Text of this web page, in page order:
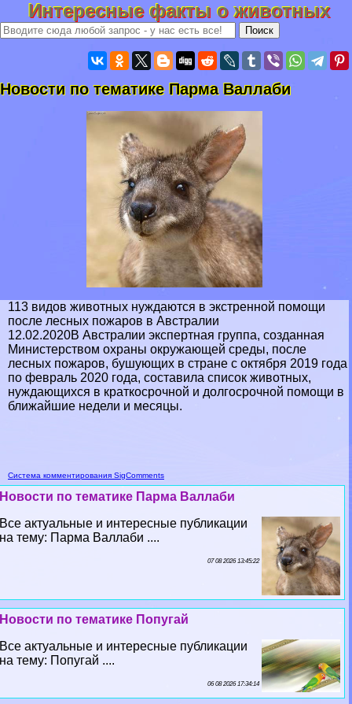
Интересные факты о животных
Новости по тематике Парма Валлаби
113 видов животных нуждаются в экстренной помощи
после лесных пожаров в Австралии
12.02.2020В Австралии экспертная группа, созданная
Министерством охраны окружающей среды, после
лесных пожаров, бушующих в стране с октября 2019 года
по февраль 2020 года, составила список животных,
нуждающихся в краткосрочной и долгосрочной помощи в
ближайшие недели и месяцы.
Система комментирования SigComments
Новости по тематике Парма Валлаби
Все актуальные и интересные публикации
на тему: Парма Валлаби ....
07 08 2026 13:45:22
Новости по тематике Попугай
Все актуальные и интересные публикации
на тему: Попугай ....
06 08 2026 17:34:14